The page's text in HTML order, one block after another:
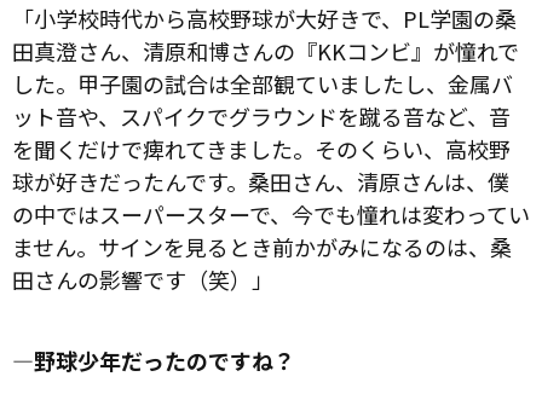
「小学校時代から高校野球が大好きで、PL学園の桑
田真澄さん、清原和博さんの『KKコンビ』が憧れで
した。甲子園の試合は全部観ていましたし、金属バ
ット音や、スパイクでグラウンドを蹴る音など、音
を聞くだけで痺れてきました。そのくらい、高校野
球が好きだったんです。桑田さん、清原さんは、僕
の中ではスーパースターで、今でも憧れは変わってい
ません。サインを見るとき前かがみになるのは、桑
田さんの影響です（笑）」
―野球少年だったのですね？